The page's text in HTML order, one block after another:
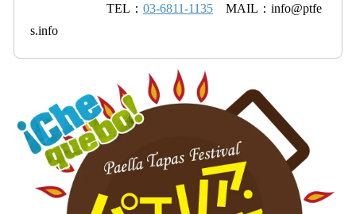
TEL： 03-6811-1135 MAIL：info@ptfe
s.info